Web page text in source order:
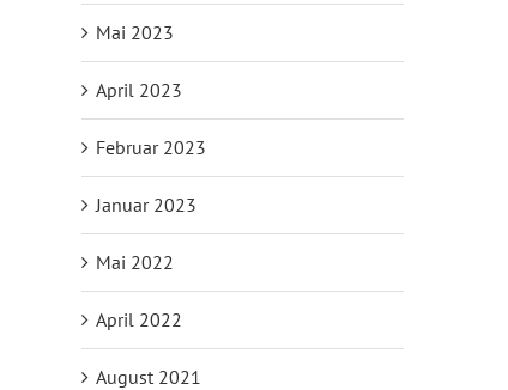
Mai 2023
April 2023
Februar 2023
Januar 2023
Mai 2022
April 2022
August 2021